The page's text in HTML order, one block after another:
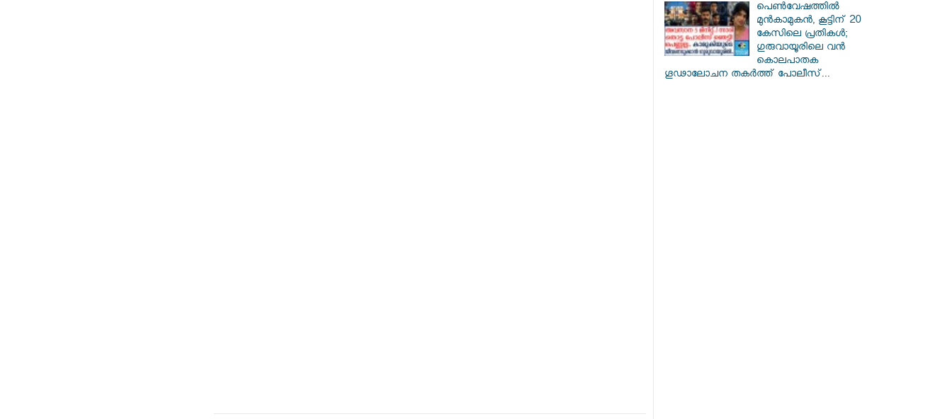
പെൺവേഷത്തിൽ
മുൻകാമുകൻ, കൂട്ടിന് 20
കേസിലെ പ്രതികൾ;
ഗുരുവായൂരിലെ വൻ
കൊലപാതക
ഗൂഢാലോചന തകർത്ത് പോലീസ്...